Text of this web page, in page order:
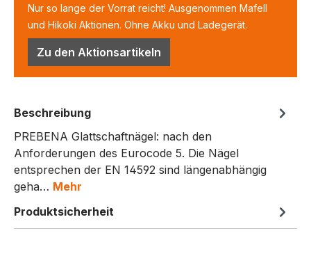
Nur so lange der Vorrat reicht! Ausgenommen Mafell
und Hikoki Aktionen. Ohne Akku und Ladegerät.
Zu den Aktionsartikeln
Beschreibung
PREBENA Glattschaftnägel: nach den
Anforderungen des Eurocode 5. Die Nägel
entsprechen der EN 14592 sind längenabhängig
geha… Mehr
Produktsicherheit